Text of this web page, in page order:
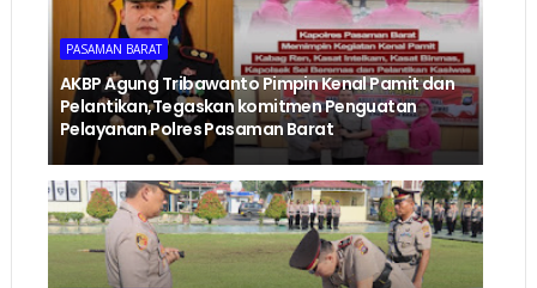
PASAMAN BARAT
AKBP Agung Tribawanto Pimpin Kenal Pamit dan
Pelantikan,Tegaskan komitmen Penguatan
Pelayanan Polres Pasaman Barat